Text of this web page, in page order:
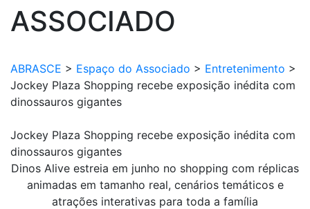
ASSOCIADO
ABRASCE > Espaço do Associado > Entretenimento >
Jockey Plaza Shopping recebe exposição inédita com
dinossauros gigantes
Jockey Plaza Shopping recebe exposição inédita com
dinossauros gigantes
Dinos Alive estreia em junho no shopping com réplicas
animadas em tamanho real, cenários temáticos e
atrações interativas para toda a família